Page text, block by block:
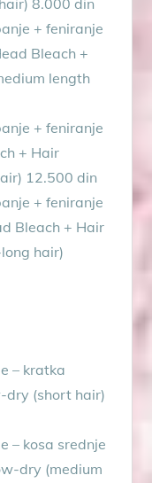
+ feniranje
Bleach +
length
+ feniranje
+ Hair
12.500 din
+ feniranje
Bleach + Hair
hair)
– kratka
dry (short hair)
– kosa srednje
dry (medium